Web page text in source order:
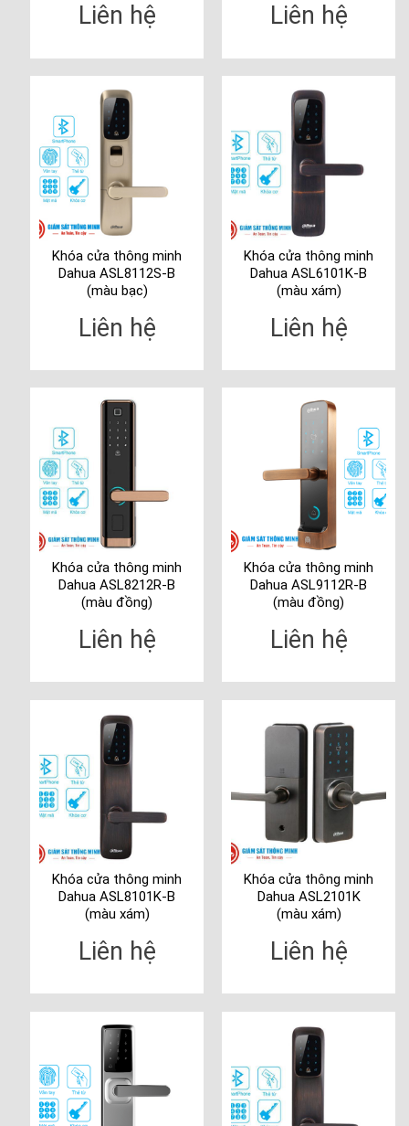
Liên hệ Liên hệ
Khóa cửa thông minh
Dahua ASL8112S-B
(màu bạc)
Liên hệ
Khóa cửa thông minh
Dahua ASL6101K-B
(màu xám)
Liên hệ
Khóa cửa thông minh
Dahua ASL8212R-B
(màu đồng)
Liên hệ
Khóa cửa thông minh
Dahua ASL9112R-B
(màu đồng)
Liên hệ
Khóa cửa thông minh
Dahua ASL8101K-B
(màu xám)
Liên hệ
Khóa cửa thông minh
Dahua ASL2101K
(màu xám)
Liên hệ